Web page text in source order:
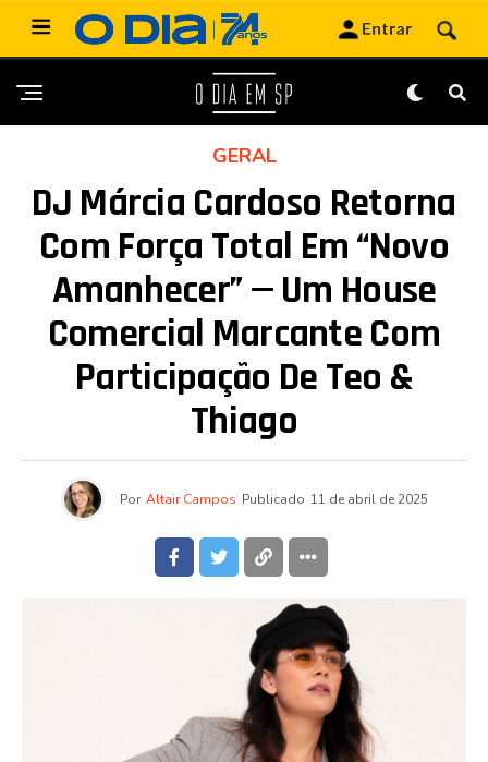
GERAL
DJ Márcia Cardoso Retorna
Com Força Total Em “Novo
Amanhecer” — Um House
Comercial Marcante Com
Participação De Teo &
Thiago
Por Altair Campos Publicado 11 de abril de 2025